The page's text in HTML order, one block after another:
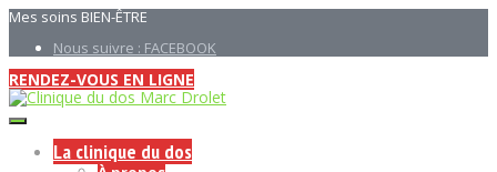
Mes soins BIEN-ÊTRE
Nous suivre : FACEBOOK
RENDEZ-VOUS EN LIGNE
La clinique du dos